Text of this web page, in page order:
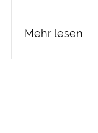
Mehr lesen